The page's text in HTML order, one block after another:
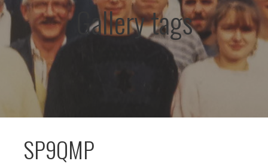
Gallery tags
SP9QMP